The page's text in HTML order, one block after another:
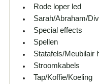
Rode loper led
Sarah/Abraham/
Special effects
Spellen
Statafels/Meubilair
Stroomkabels
Tap/Koffie/Koeling